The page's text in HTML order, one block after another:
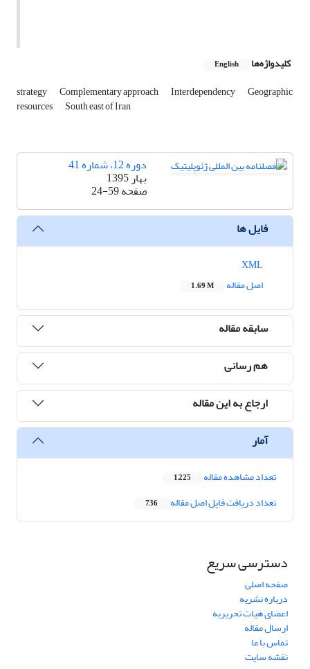
کلیدواژه‌ها English
strategy Complementary approach Interdependency Geographic
resources South east of Iran
دوره 12، شماره 41
بهار 1395
صفحه24-59
فایل ها
اصل مقاله
1.69 M
سابقه مقاله
هم رسانی
ارجاع به این مقاله
آمار
تعداد مشاهده مقاله 1,225
تعداد دریافت فایل اصل مقاله 736
دسترسی سریع
صفحه اصلی
درباره نشریه
اعضای هیات تحریریه
ارسال مقاله
تماس با ما
نقشه سایت